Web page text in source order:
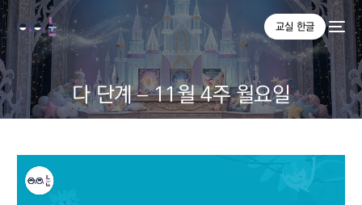
교실 한글
다 단계 – 11월 4주 월요일